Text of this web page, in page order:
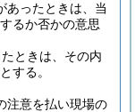
あったときは、当
るか否かの意思
ときは、その内
する。
注意を払い現場の